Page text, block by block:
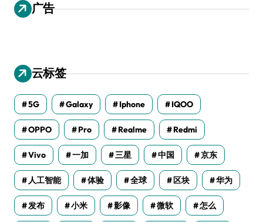
广告
云标签
5G Galaxy Iphone IQOO
OPPO Pro Realme Redmi
Vivo 一加 三星 中国 京东
人工智能 体验 全球 区块 华为
发布 小米 影像 微软 怎么